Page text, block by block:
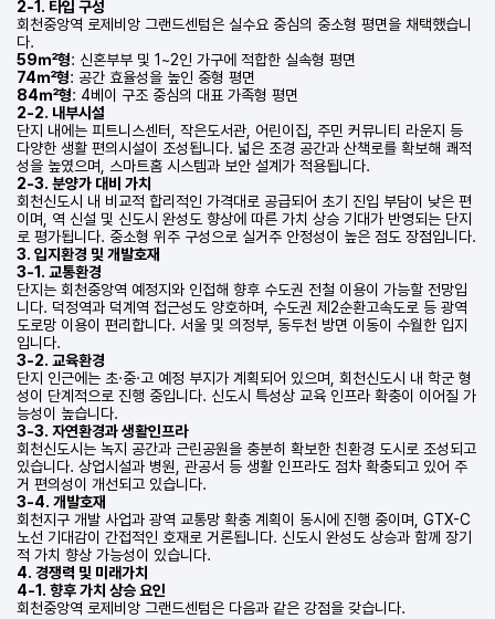
2-1. 타입 구성
회천중앙역 로제비앙 그랜드센텀은 실수요 중심의 중소형 평면을 채택했습니
다.
59㎡형: 신혼부부 및 1~2인 가구에 적합한 실속형 평면
74㎡형: 공간 효율성을 높인 중형 평면
84㎡형: 4베이 구조 중심의 대표 가족형 평면
2-2. 내부시설
단지 내에는 피트니스센터, 작은도서관, 어린이집, 주민 커뮤니티 라운지 등
다양한 생활 편의시설이 조성됩니다. 넓은 조경 공간과 산책로를 확보해 쾌적
성을 높였으며, 스마트홈 시스템과 보안 설계가 적용됩니다.
2-3. 분양가 대비 가치
회천신도시 내 비교적 합리적인 가격대로 공급되어 초기 진입 부담이 낮은 편
이며, 역 신설 및 신도시 완성도 향상에 따른 가치 상승 기대가 반영되는 단지
로 평가됩니다. 중소형 위주 구성으로 실거주 안정성이 높은 점도 장점입니다.
3. 입지환경 및 개발호재
3-1. 교통환경
단지는 회천중앙역 예정지와 인접해 향후 수도권 전철 이용이 가능할 전망입
니다. 덕정역과 덕계역 접근성도 양호하며, 수도권 제2순환고속도로 등 광역
도로망 이용이 편리합니다. 서울 및 의정부, 동두천 방면 이동이 수월한 입지
입니다.
3-2. 교육환경
단지 인근에는 초·중·고 예정 부지가 계획되어 있으며, 회천신도시 내 학군 형
성이 단계적으로 진행 중입니다. 신도시 특성상 교육 인프라 확충이 이어질 가
능성이 높습니다.
3-3. 자연환경과 생활인프라
회천신도시는 녹지 공간과 근린공원을 충분히 확보한 친환경 도시로 조성되고
있습니다. 상업시설과 병원, 관공서 등 생활 인프라도 점차 확충되고 있어 주
거 편의성이 개선되고 있습니다.
3-4. 개발호재
회천지구 개발 사업과 광역 교통망 확충 계획이 동시에 진행 중이며, GTX-C
노선 기대감이 간접적인 호재로 거론됩니다. 신도시 완성도 상승과 함께 장기
적 가치 향상 가능성이 있습니다.
4. 경쟁력 및 미래가치
4-1. 향후 가치 상승 요인
회천중앙역 로제비앙 그랜드센텀은 다음과 같은 강점을 갖습니다.